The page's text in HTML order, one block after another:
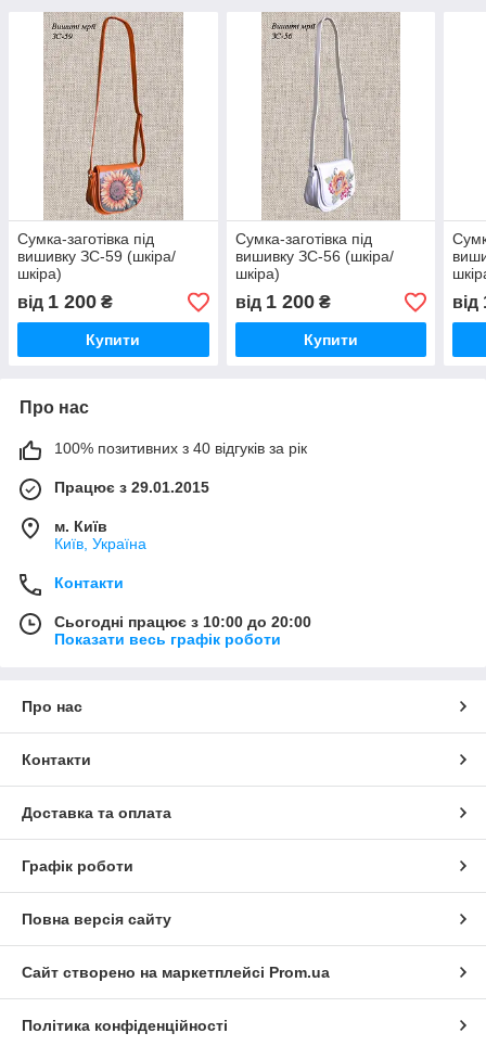
Сумка-заготівка під
вишивку ЗС-59 (шкіра/
шкіра)
від 1 200 ₴
Купити
Сумка-заготівка під
вишивку ЗС-56 (шкіра/
шкіра)
від 1 200₴
Купити
від
Про нас
100% позитивних з 40 відгуків за рік
Працює з 29.01.2015
м. Київ
Київ, Україна
Контакти
Сьогодні працює з 10:00 до 20:00
Показати весь графік роботи
Про нас
Контакти
Доставка та оплата
Графік роботи
Повна версія сайту
Сайт створено на маркетплейсі Prom.ua
Політика конфіденційності